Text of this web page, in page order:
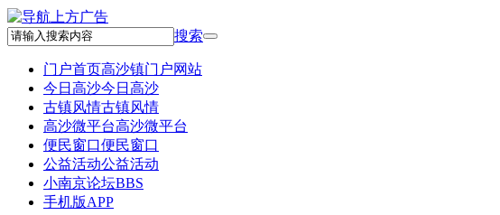
搜索
门户首页高沙镇门户网站
今日高沙今日高沙
古镇风情古镇风情
高沙微平台高沙微平台
便民窗口便民窗口
公益活动公益活动
小南京论坛BBS
手机版APP